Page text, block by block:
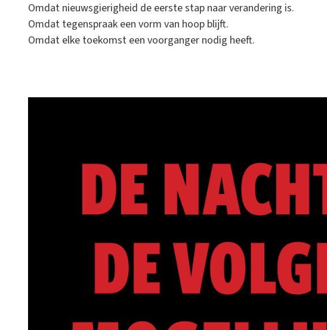
Omdat nieuwsgierigheid de eerste stap naar verandering is.
Omdat tegenspraak een vorm van hoop blijft.
Omdat elke toekomst een voorganger nodig heeft.